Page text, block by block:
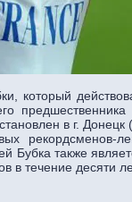
который
в г. Донецк
рекордсменов-
Бубка также
в течение десяти